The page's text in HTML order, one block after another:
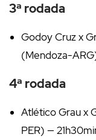
3ª rodada
Godoy Cruz x
(Mendoza-
4ª rodada
Atlético Grau x
PER) —